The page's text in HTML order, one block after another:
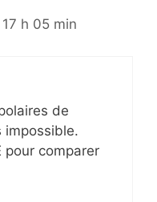
h 05 min
de
impossible.
pour comparer